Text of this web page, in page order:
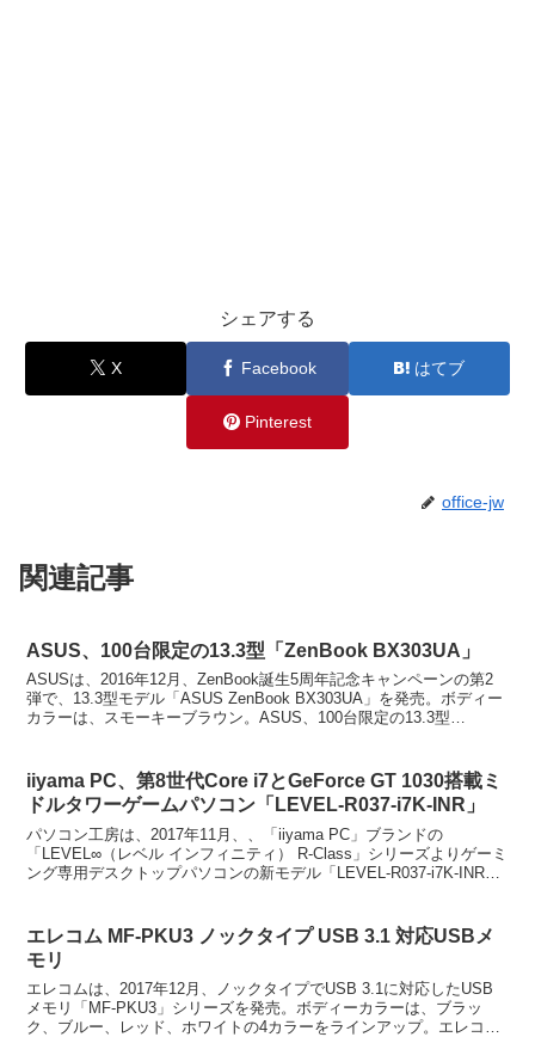
シェアする
X Facebook はてブ
Pinterest
office-jw
関連記事
ASUS、100台限定の13.3型「ZenBook BX303UA」
ASUSは、2016年12月、ZenBook誕生5周年記念キャンペーンの第2
弾で、13.3型モデル「ASUS ZenBook BX303UA」を発売。ボディー
カラーは、スモーキーブラウン。ASUS、100台限定の13.3型
iiyama PC、第8世代Core i7とGeForce GT 1030搭載ミ
ドルタワーゲームパソコン「LEVEL-R037-i7K-INR」
パソコン工房は、2017年11月、、「iiyama PC」ブランドの
「LEVEL∞（レベル インフィニティ） R-Class」シリーズよりゲーミ
ング専用デスクトップパソコンの新モデル「LEVEL-R037-i7K-INR」
エレコム MF-PKU3 ノックタイプ USB 3.1 対応USBメ
モリ
エレコムは、2017年12月、ノックタイプでUSB 3.1に対応したUSB
メモリ「MF-PKU3」シリーズを発売。ボディーカラーは、ブラッ
ク、ブルー、レッド、ホワイトの4カラーをラインアップ。エレコム